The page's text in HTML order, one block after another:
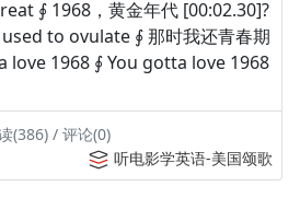
∮ 1968，黄金年代 [00:02.30]?
to ovulate ∮ 那时我还青春期
love 1968 ∮ You gotta love 1968
(386) / 评论(0)
听电影学英语-美国颂歌